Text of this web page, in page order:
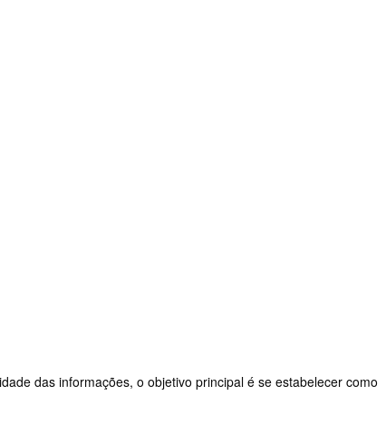
das informações, o objetivo principal é se estabelecer como